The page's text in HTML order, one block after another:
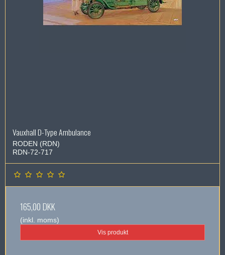
Vauxhall D-Type Ambulance
RODEN (RDN)
RDN-72-717
165,00 DKK
(inkl. moms)
Vis produkt